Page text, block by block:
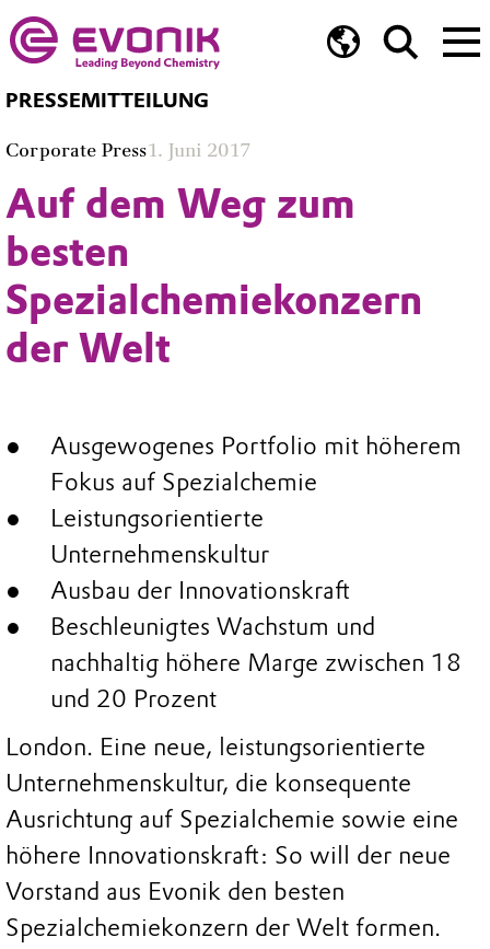
PRESSEMITTEILUNG
Corporate Press1. Juni 2017
Auf dem Weg zum
besten
Spezialchemiekonzern
der Welt
Ausgewogenes Portfolio mit höherem
Fokus auf Spezialchemie
Leistungsorientierte
Unternehmenskultur
Ausbau der Innovationskraft
Beschleunigtes Wachstum und
nachhaltig höhere Marge zwischen 18
und 20 Prozent
London. Eine neue, leistungsorientierte
Unternehmenskultur, die konsequente
Ausrichtung auf Spezialchemie sowie eine
höhere Innovationskraft: So will der neue
Vorstand aus Evonik den besten
Spezialchemiekonzern der Welt formen.